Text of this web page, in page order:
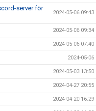
server för
2024-05-06 09:43
2024-05-06 09:34
2024-05-06 07:40
2024-05-06
2024-05-03 13:50
2024-04-27 20:55
2024-04-20 16:29